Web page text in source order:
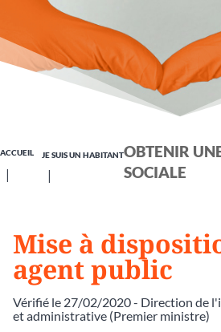
ACCUEIL JE SUIS UN HABITANTOBTENIR
SOCIALE
Mise à
agent public
Vérifié le 27/02/2020 - Direction de
et administrative (Premier ministre)